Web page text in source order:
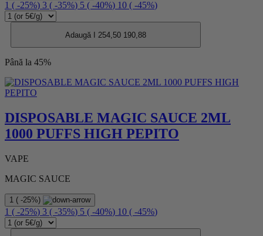
1 ( -25%) 3 ( -35%) 5 ( -40%) 10 ( -45%)
Adaugă I 254,50 190,88
Până la 45%
DISPOSABLE MAGIC SAUCE 2ML
1000 PUFFS HIGH PEPITO
VAPE
MAGIC SAUCE
1 ( -25%)
1 ( -25%) 3 ( -35%) 5 ( -40%) 10 ( -45%)